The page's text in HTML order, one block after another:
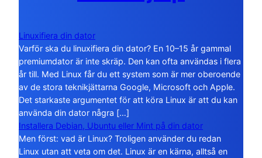
Linuxifiera din dator
Varför ska du linuxifiera din dator? En 10–15 år gammal
premiumdator är inte skräp. Den kan ofta användas i flera
år till. Med Linux får du ett system som är mer oberoende
av de stora teknikjättarna Google, Microsoft och Apple.
Det starkaste argumentet för att köra Linux är att du kan
använda din dator några […]
Installera Debian, Ubuntu eller Mint på din dator
Men först: vad är Linux? Troligen använder du redan
Linux utan att veta om det. Linux är en kärna, alltså en